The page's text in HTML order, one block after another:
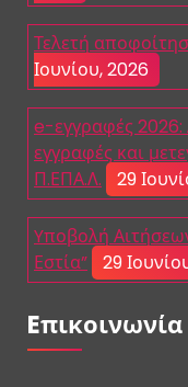
Τελετή
Ιουνίου, 2026
e-εγγραφές 2026:
εγγραφές και
Π.ΕΠΑ.Λ.
29
Yποβολή
Εστία”
29
Eπικοινωνία